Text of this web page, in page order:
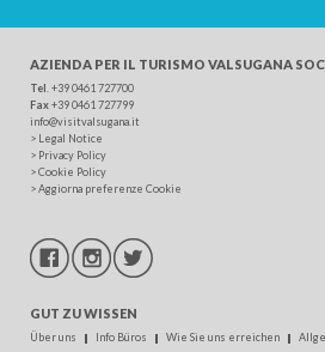
AZIENDA PER IL TURISMO VALSUGANA
Tel . +39 0461 727700
Fax+39 0461 727799
info@visitvalsugana.it
> Legal Notice
> Privacy Policy
>Cookie Policy
>Aggiorna preferenze Cookie
GUT ZU WISSEN
Über uns Info Büros Wie Sie uns erreichen